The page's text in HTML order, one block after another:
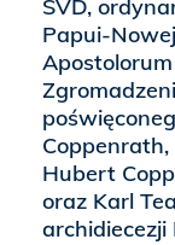
SVD,
Papui-
Hubert
oraz Karl
archidiecezji